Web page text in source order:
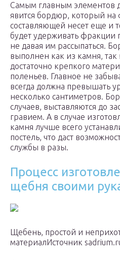
Самым главным элементов
явится бордюр, который на
составляющей несет еще и
будет удерживать фракции
не давая им рассыпаться.
выполнен как из камня, так
достаточно крепкого
поленьев. Главное не
всегда должна превышать
несколько сантиметров.
случаев, выставляются до
гравием. А в случае
камня лучше всего
постель, что даст
службы в разы.
Процесс
щебня своими
Щебень, простой и
материалИсточник